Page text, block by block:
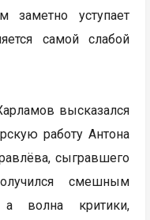
уступает
самой слабой
высказался
работу Антона
сыгравшего
смешным
волна критики,